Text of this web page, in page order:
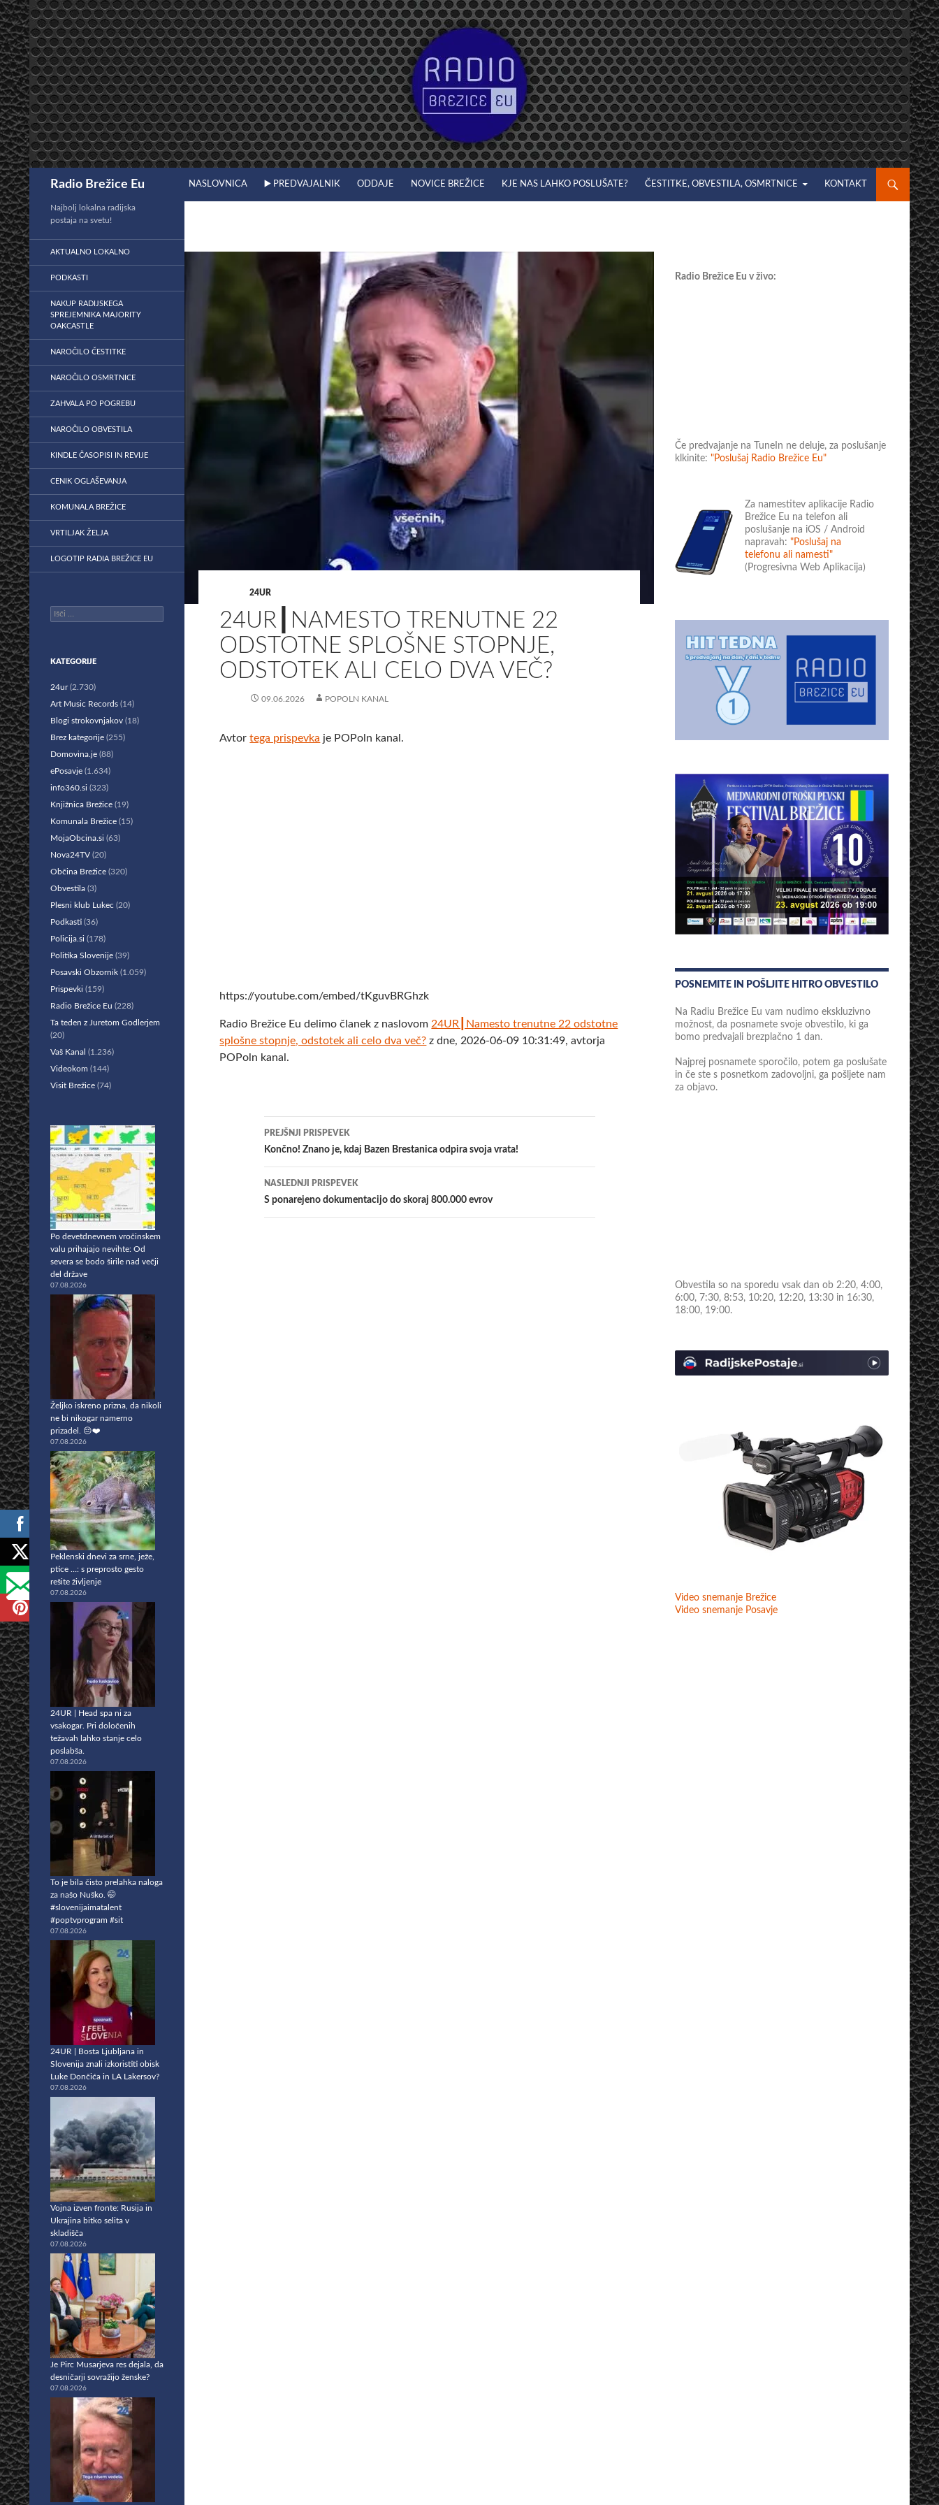
Preskoči
na
vsebino
Radio Brežice Eu NASLOVNICA ▶️ PREDVAJALNIK ODDAJE NOVICE BREŽICE KJE NAS LAHKO POSLUŠATE? ČESTITKE, OBVESTILA, OSMRTNICE KONTAKT
24UR
24UR┃NAMESTO TRENUTNE 22
ODSTOTNE SPLOŠNE STOPNJE,
ODSTOTEK ALI CELO DVA VEČ?
09.06.2026 POPOLN KANAL
Avtortega prispevka je POPoln kanal.
https://youtube.com/embed/tKguvBRGhzk
Radio Brežice Eu delimo članek z naslovom24UR┃Namesto trenutne 22 odstotne
splošne stopnje, odstotek ali celo dva več? z dne, 2026-06-09 10:31:49, avtorja
POPoln kanal.
Krmarjenje
po
prispevkih
PREJŠNJI PRISPEVEK
Končno! Znano je, kdaj Bazen Brestanica odpira svoja vrata!
NASLEDNJI PRISPEVEK
S ponarejeno dokumentacijo do skoraj 800.000 evrov
Radio Brežice Eu v živo:
Če predvajanje na TuneIn ne deluje, za poslušanje
klkinite: "Poslušaj Radio Brežice Eu"
Za namestitev aplikacije Radio
Brežice Eu na telefon ali
poslušanje na iOS / Android
napravah: "Poslušaj na
telefonu ali namesti"
(Progresivna Web Aplikacija)
POSNEMITE IN POŠLJITE HITRO OBVESTILO
Na Radiu Brežice Eu vam nudimo ekskluzivno
možnost, da posnamete svoje obvestilo, ki ga
bomo predvajali brezplačno 1 dan.
Najprej posnamete sporočilo, potem ga poslušate
in če ste s posnetkom zadovoljni, ga pošljete nam
za objavo.
Obvestila so na sporedu vsak dan ob 2:20, 4:00,
6:00, 7:30, 8:53, 10:20, 12:20, 13:30 in 16:30,
18:00, 19:00.
Video snemanje Brežice
Video snemanje Posavje
Najbolj lokalna radijska
postaja na svetu!
AKTUALNO LOKALNO
PODKASTI
NAKUP RADIJSKEGA
SPREJEMNIKA MAJORITY
OAKCASTLE
NAROČILO ČESTITKE
NAROČILO OSMRTNICE
ZAHVALA PO POGREBU
NAROČILO OBVESTILA
KINDLE ČASOPISI IN REVIJE
CENIK OGLAŠEVANJA
KOMUNALA BREŽICE
VRTILJAK ŽELJA
LOGOTIP RADIA BREŽICE EU
Išči:
KATEGORIJE
24ur(2.730)
Art Music Records (14)
Blogi strokovnjakov (18)
Brez kategorije (255)
Domovina.je (88)
ePosavje (1.634)
info360.si (323)
Knjižnica Brežice (19)
Komunala Brežice (15)
MojaObcina.si (63)
Nova24TV (20)
Občina Brežice (320)
Obvestila (3)
Plesni klub Lukec (20)
Podkasti (36)
Policija.si (178)
Politika Slovenije (39)
Posavski Obzornik (1.059)
Prispevki (159)
Radio Brežice Eu (228)
Ta teden z Juretom Godlerjem
(20)
Vaš Kanal (1.236)
Videokom (144)
Visit Brežice (74)
Po devetdnevnem vročinskem
valu prihajajo nevihte: Od
severa se bodo širile nad večji
del države
07.08.2026
Željko iskreno prizna, da nikoli
ne bi nikogar namerno
prizadel. 😔❤️
07.08.2026
Peklenski dnevi za srne, ježe,
ptice …: s preprosto gesto
rešite življenje
07.08.2026
24UR | Head spa ni za
vsakogar. Pri določenih
težavah lahko stanje celo
poslabša.
07.08.2026
To je bila čisto prelahka naloga
za našo Nuško. 🤭
#slovenijaimatalent
#poptvprogram #sit
07.08.2026
24UR | Bosta Ljubljana in
Slovenija znali izkoristiti obisk
Luke Dončića in LA Lakersov?
07.08.2026
Vojna izven fronte: Rusija in
Ukrajina bitko selita v
skladišča
07.08.2026
Je Pirc Musarjeva res dejala, da
desničarji sovražijo ženske?
07.08.2026